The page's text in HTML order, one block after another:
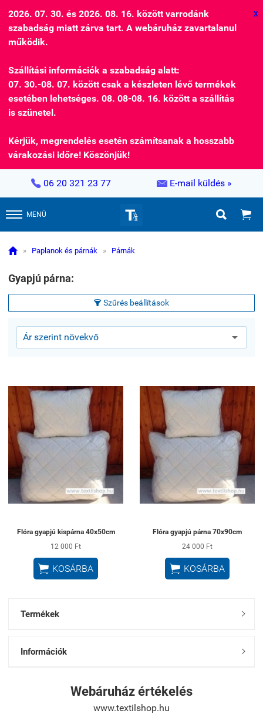
2026. 07. 30. és 2026. 08. 16. között varrodánk
szabadság miatt zárva tart. A webáruház zavartalanul
működik.
Szállítási információk a szabadság alatt:
07. 30.-08. 07. között csak a készleten lévő termékek
esetében lehetséges. 08. 08-08. 16. között a szállítás
is szünetel.
Kérjük, megrendelés esetén számítsanak a hosszabb
várakozási időre! Köszönjük!
X
 06 20 321 23 77  E-mail küldés »
MENÜ  
 » Paplanok és párnák » Párnák
Gyapjú párna:
 Szűrés beállítások
Flóra gyapjú kispárna 40x50cm
12 000 Ft
 KOSÁRBA
Flóra gyapjú párna 70x90cm
24 000 Ft
 KOSÁRBA
Termékek 
Információk 
Webáruház értékelés
www.textilshop.hu